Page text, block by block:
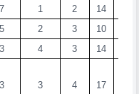
7 1 2 14
5 2 3 10
3 4 3 14
3 3 4 17